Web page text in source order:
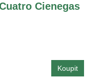
Cienegas